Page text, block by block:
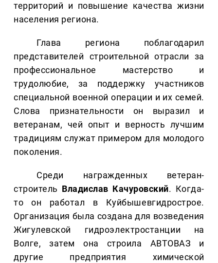
территорий и повышение качества жизни
населения региона.
Глава региона поблагодарил
представителей строительной отрасли за
профессиональное мастерство и
трудолюбие, за поддержку участников
специальной военной операции и их семей.
Слова признательности он выразил и
ветеранам, чей опыт и верность лучшим
традициям служат примером для молодого
поколения.
Среди награжденных ветеран-
строитель Владислав Качуровский. Когда-
то он работал в Куйбышевгидрострое.
Организация была создана для возведения
Жигулевской гидроэлектростанции на
Волге, затем она строила АВТОВАЗ и
другие предприятия химической